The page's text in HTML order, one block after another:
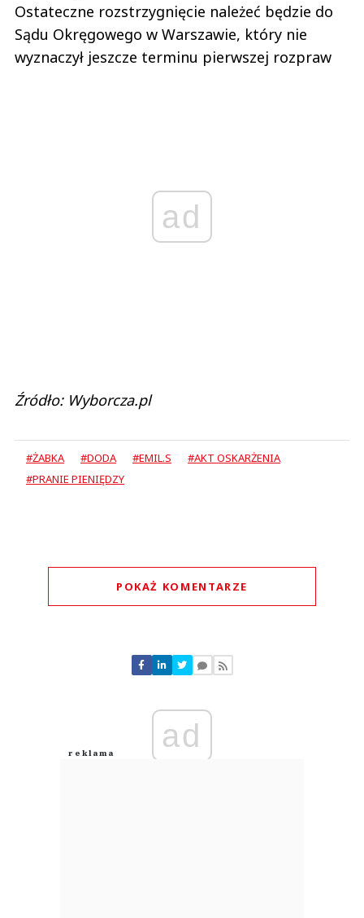
Ostateczne rozstrzygnięcie należeć będzie do
Sądu Okręgowego w Warszawie, który nie
wyznaczył jeszcze terminu pierwszej rozpraw
ad
Źródło: Wyborcza.pl
#ŻABKA #DODA #EMIL.S
#AKT OSKARŻENIA
#PRANIE PIENIĘDZY
POKAŻ KOMENTARZE
Nie znaleziono komentarzy
Zostaw swoje komentarze
Anuluj
ad